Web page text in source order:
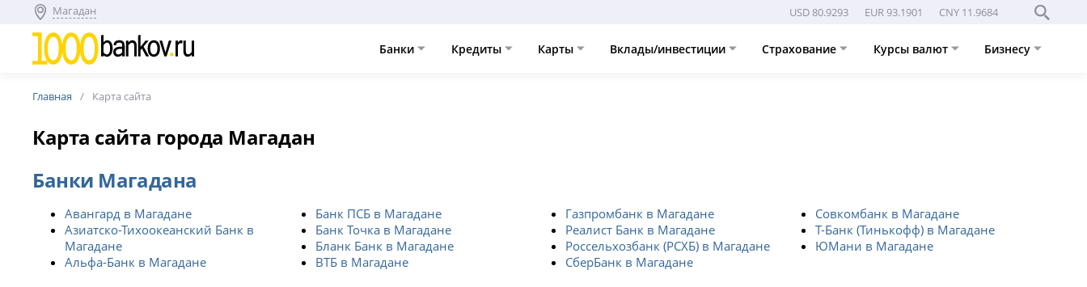
Магадан USD 80.9293 EUR 93.1901 CNY 11.9684
Банки Кредиты Карты Вклады/инвестиции Страхование Курсы валют Бизнесу
Главная Карта сайта
Карта сайта города Магадан
Банки Магадана
Авангард в Магадане
Азиатско-Тихоокеанский Банк в
Магадане
Альфа-Банк в Магадане
Банк ПСБ в Магадане
Банк Точка в Магадане
Бланк Банк в Магадане
ВТБ в Магадане
Газпромбанк в Магадане
Реалист Банк в Магадане
Россельхозбанк (РСХБ) в Магадане
СберБанк в Магадане
Совкомбанк в Магадане
Т-Банк (Тинькофф) в Магадане
ЮМани в Магадане